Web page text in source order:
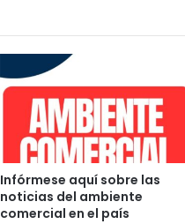
Infórmese aquí sobre las
noticias del ambiente
comercial en el país